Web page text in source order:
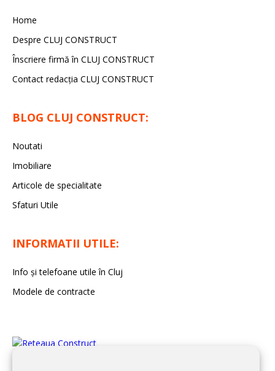
Home
Despre CLUJ CONSTRUCT
Înscriere firmă în CLUJ CONSTRUCT
Contact redacția CLUJ CONSTRUCT
BLOG CLUJ CONSTRUCT:
Noutati
Imobiliare
Articole de specialitate
Sfaturi Utile
INFORMATII UTILE:
Info și telefoane utile în Cluj
Modele de contracte